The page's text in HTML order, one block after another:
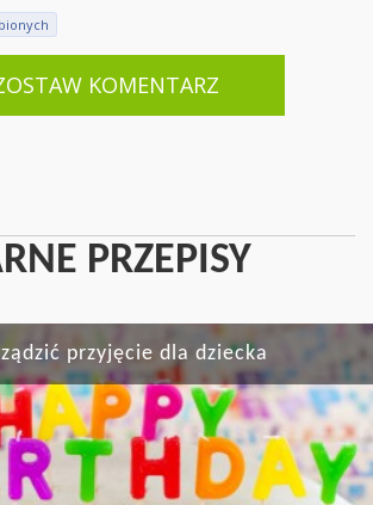
KOMENTARZ
PRZEPISY
przyjęcie dla dziecka